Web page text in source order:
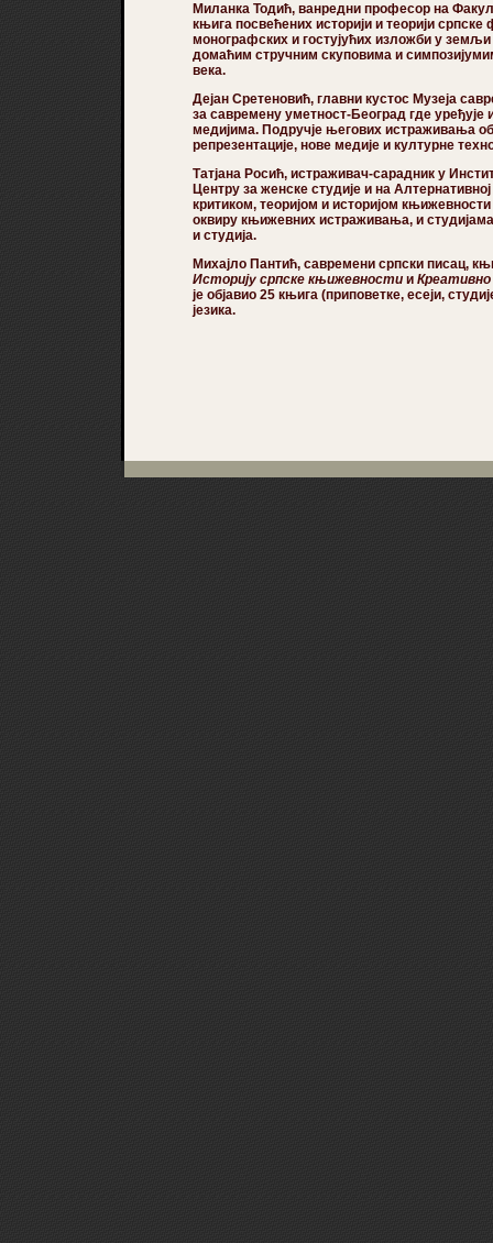
Миланка Тодић, ванредни професор на
књига посвећених историји и теорији
монографских и гостујућих изложби у
домаћим стручним скуповима и
века.
Дејан Сретеновић, главни кустос Музеја
за савремену уметност-Београд где уређује
медијима. Подручје његових истраживања
репрезентације, нове медије и културне
Татјана Росић, истраживач-сарадник у
Центру за женске студије и на
критиком, теоријом и историјом
оквиру књижевних истраживања, и студијама
и студија.
Михајло Пантић, савремени српски писац,
Историју српске књижевности и
је објавио 25 књига (приповетке, есеји,
језика.